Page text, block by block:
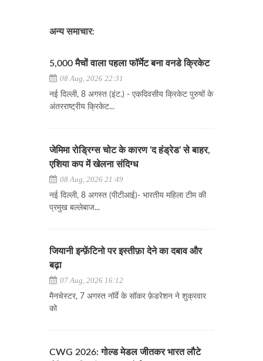
अन्य समाचार:
5,000 मैचों वाला पहला फॉर्मेट बना वनडे क्रिकेट
08 Aug, 2026 22:31
नई दिल्ली, 8 अगस्त (इंट.) - एकदिवसीय क्रिकेट पुरुषों के
अंतरराष्ट्रीय क्रिकेट...
जेमिमा रोड्रिग्स चोट के कारण ‘द हंड्रेड’ से बाहर,
एशिया कप में खेलना संदिग्ध
08 Aug, 2026 21:49
नई दिल्ली, 8 अगस्त (पीटीआई)- भारतीय महिला टीम की
प्रमुख बल्लेबाज...
जियानी इन्फ़ेंटिनो पर इस्तीफ़ा देने का दबाव और
बढ़ा
07 Aug, 2026 16:12
मैनचेस्टर, 7 अगस्त नॉर्वे के सॉकर फ़ेडरेशन ने शुक्रवार
को
CWG 2026: गोल्ड मेडल जीतकर भारत लौटे